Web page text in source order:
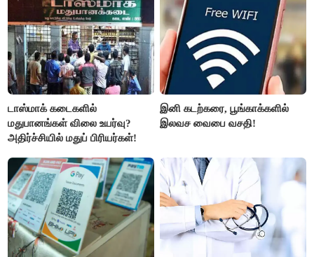
டாஸ்மாக் கடைகளில்
மதுபானங்கள் விலை உயர்வு?
அதிர்ச்சியில் மதுப் பிரியர்கள்!
இனி கடற்கரை, பூங்காக்களில்
இலவச வைபை வசதி!